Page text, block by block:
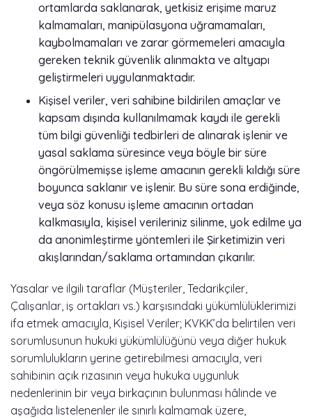
ortamlarda saklanarak, yetkisiz erişime maruz
kalmamaları, manipülasyona uğramamaları,
kaybolmamaları ve zarar görmemeleri amacıyla
gereken teknik güvenlik alınmakta ve altyapı
geliştirmeleri uygulanmaktadır.
Kişisel veriler, veri sahibine bildirilen amaçlar ve
kapsam dışında kullanılmamak kaydı ile gerekli
tüm bilgi güvenliği tedbirleri de alınarak işlenir ve
yasal saklama süresince veya böyle bir süre
öngörülmemişse işleme amacının gerekli kıldığı süre
boyunca saklanır ve işlenir. Bu süre sona erdiğinde,
veya söz konusu işleme amacının ortadan
kalkmasıyla, kişisel verileriniz silinme, yok edilme ya
da anonimleştirme yöntemleri ile Şirketimizin veri
akışlarından/saklama ortamından çıkarılır.
Yasalar ve ilgili taraflar (Müşteriler, Tedarikçiler,
Çalışanlar, iş ortakları vs.) karşısındaki yükümlülüklerimizi
ifa etmek amacıyla, Kişisel Veriler; KVKK’da belirtilen veri
sorumlusunun hukuki yükümlülüğünü veya diğer hukuk
sorumlulukların yerine getirebilmesi amacıyla, veri
sahibinin açık rızasının veya hukuka uygunluk
nedenlerinin bir veya birkaçının bulunması hâlinde ve
aşağıda listelenenler ile sınırlı kalmamak üzere,